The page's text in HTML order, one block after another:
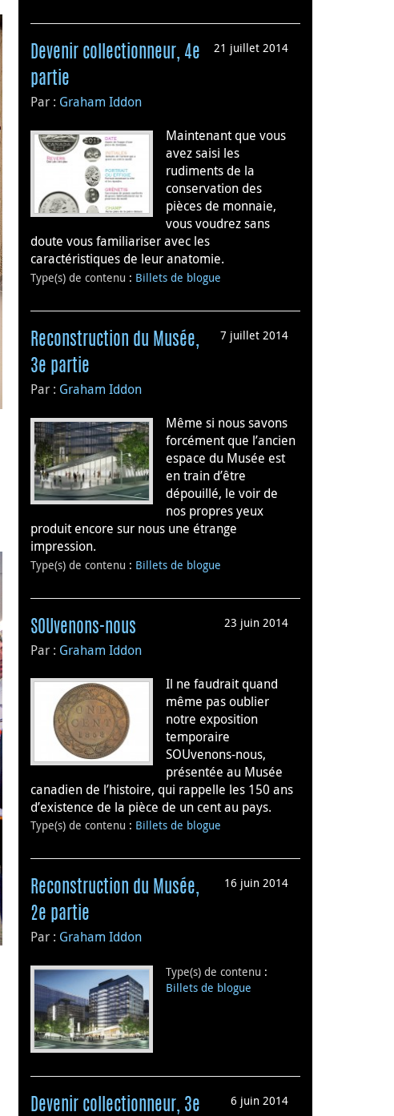
21 juillet 2014
Devenir collectionneur, 4e
partie
Par : Graham Iddon
Maintenant que vous
avez saisi les
rudiments de la
conservation des
pièces de monnaie,
vous voudrez sans
doute vous familiariser avec les
caractéristiques de leur anatomie.
Type(s) de contenu : Billets de blogue
7 juillet 2014
Reconstruction du Musée,
3e partie
Par : Graham Iddon
Même si nous savons
forcément que l’ancien
espace du Musée est
en train d’être
dépouillé, le voir de
nos propres yeux
produit encore sur nous une étrange
impression.
Type(s) de contenu : Billets de blogue
23 juin 2014
SOUvenons-nous
Par : Graham Iddon
Il ne faudrait quand
même pas oublier
notre exposition
temporaire
SOUvenons-nous,
présentée au Musée
canadien de l’histoire, qui rappelle les 150 ans
d’existence de la pièce de un cent au pays.
Type(s) de contenu : Billets de blogue
16 juin 2014
Reconstruction du Musée,
2e partie
Par : Graham Iddon
Type(s) de contenu :
Billets de blogue
6 juin 2014
Devenir collectionneur, 3e